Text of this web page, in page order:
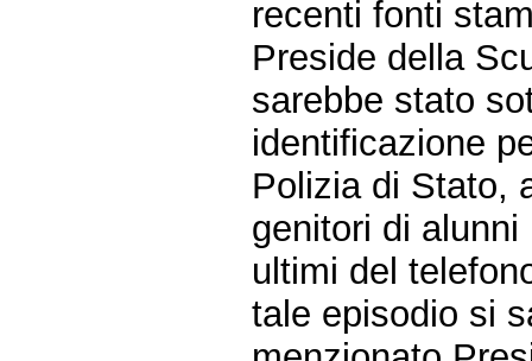
recenti fonti
Preside della
sarebbe stato
identificazione
Polizia di Stato,
genitori di
ultimi del
tale episodio si